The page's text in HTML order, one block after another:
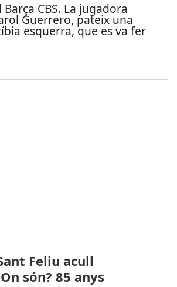
CBS. La jugadora
Guerrero, pateix una
esquerra, que es va fer
Feliu acull
són? 85 anys